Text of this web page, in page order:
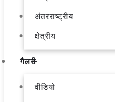
अंतरराष्ट्रीय
क्षेत्रीय
गैलरी
वीडियो